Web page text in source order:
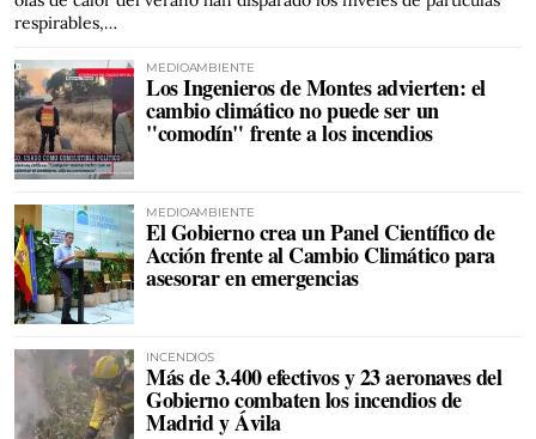
respirables,…
MEDIOAMBIENTE
Los Ingenieros de Montes advierten: el
cambio climático no puede ser un
"comodín" frente a los incendios
MEDIOAMBIENTE
El Gobierno crea un Panel Científico de
Acción frente al Cambio Climático para
asesorar en emergencias
INCENDIOS
Más de 3.400 efectivos y 23 aeronaves del
Gobierno combaten los incendios de
Madrid y Ávila